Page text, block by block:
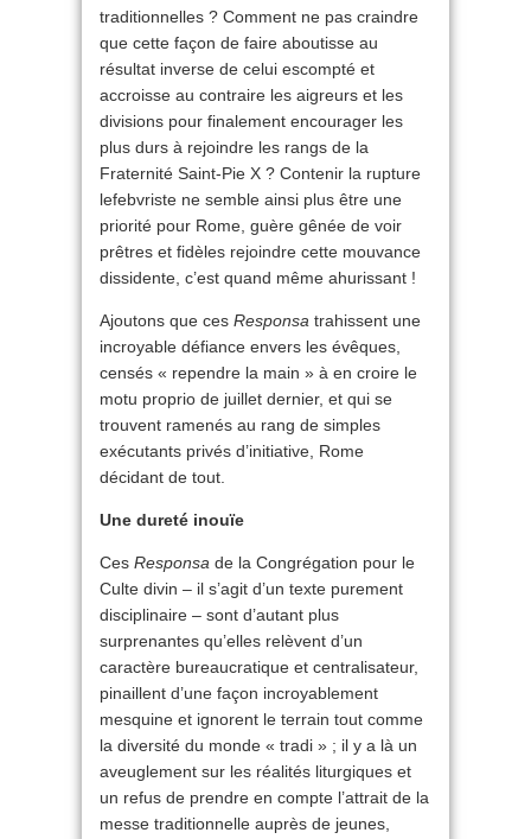
traditionnelles ? Comment ne pas craindre
que cette façon de faire aboutisse au
résultat inverse de celui escompté et
accroisse au contraire les aigreurs et les
divisions pour finalement encourager les
plus durs à rejoindre les rangs de la
Fraternité Saint-Pie X ? Contenir la rupture
lefebvriste ne semble ainsi plus être une
priorité pour Rome, guère gênée de voir
prêtres et fidèles rejoindre cette mouvance
dissidente, c’est quand même ahurissant !
Ajoutons que ces Responsa trahissent une
incroyable défiance envers les évêques,
censés « rependre la main » à en croire le
motu proprio de juillet dernier, et qui se
trouvent ramenés au rang de simples
exécutants privés d’initiative, Rome
décidant de tout.
Une dureté inouïe
Ces Responsa de la Congrégation pour le
Culte divin – il s’agit d’un texte purement
disciplinaire – sont d’autant plus
surprenantes qu’elles relèvent d’un
caractère bureaucratique et centralisateur,
pinaillent d’une façon incroyablement
mesquine et ignorent le terrain tout comme
la diversité du monde « tradi » ; il y a là un
aveuglement sur les réalités liturgiques et
un refus de prendre en compte l’attrait de la
messe traditionnelle auprès de jeunes,